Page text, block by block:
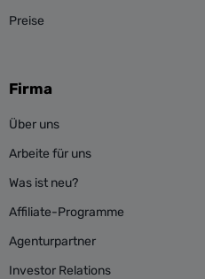
Preise
Firma
Über uns
Arbeite für uns
Was ist neu?
Affiliate-Programme
Agenturpartner
Investor Relations